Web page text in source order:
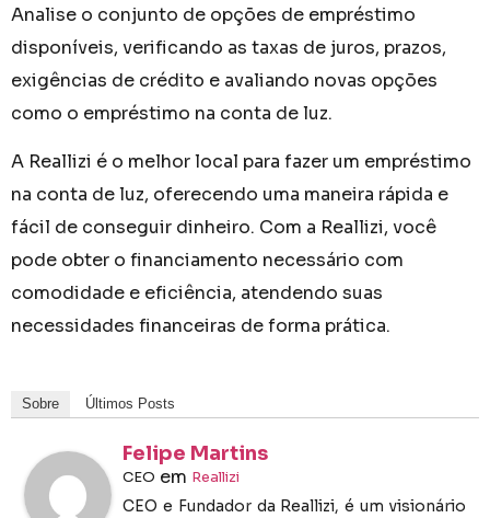
Analise o conjunto de opções de empréstimo
disponíveis, verificando as taxas de juros, prazos,
exigências de crédito e avaliando novas opções
como o empréstimo na conta de luz.
A Reallizi é o melhor local para fazer um empréstimo
na conta de luz, oferecendo uma maneira rápida e
fácil de conseguir dinheiro. Com a Reallizi, você
pode obter o financiamento necessário com
comodidade e eficiência, atendendo suas
necessidades financeiras de forma prática.
Sobre Últimos Posts
Felipe Martins
CEO em Reallizi
CEO e Fundador da Reallizi, é um visionário